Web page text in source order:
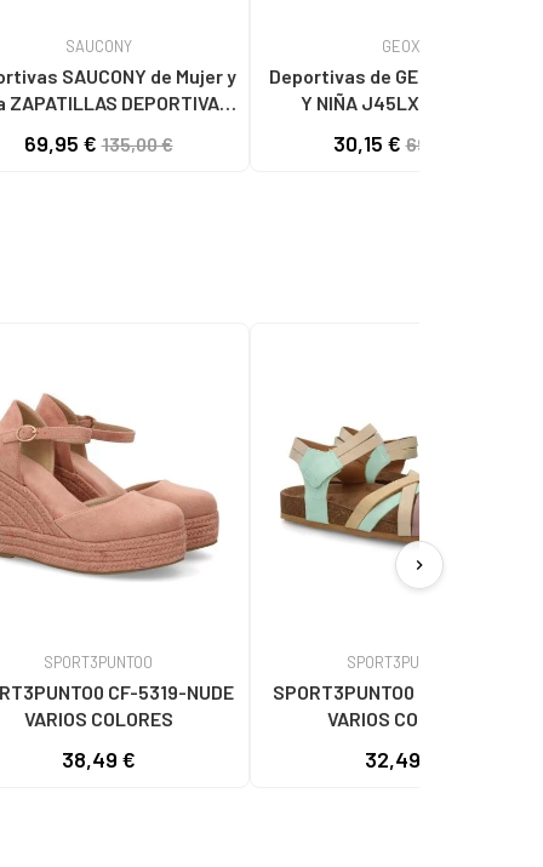
SAUCONY
SAUCONY de Mujer y
ZAPATILLAS DEPORTIVAS
S60719 HOMBRE ROSA
69,95 €135,00 €
GEOX
Deportivas de GEOX DE MUJER
Y NIÑA J45LXB 0159J J
WHITE
30,15 €69,90 €
SPORT3PUNTO0
CF-5319-NUDE
VARIOS COLORES
38,49 €
SPORT3PUNTO0
SPORT3PUNTO0 CK-43-AZUL
VARIOS COLORES
32,49 €
chevron_right